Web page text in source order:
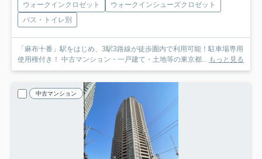
ウォークインクロゼット
ウォークインシューズクロゼット
バス・トイレ別
「麻布十番」駅をはじめ、3駅3路線が徒歩圏内で利用可能！駐車場専用
使用権付き！ 中古マンション・一戸建て・土地等の東京都... もっと見る
中古マンション